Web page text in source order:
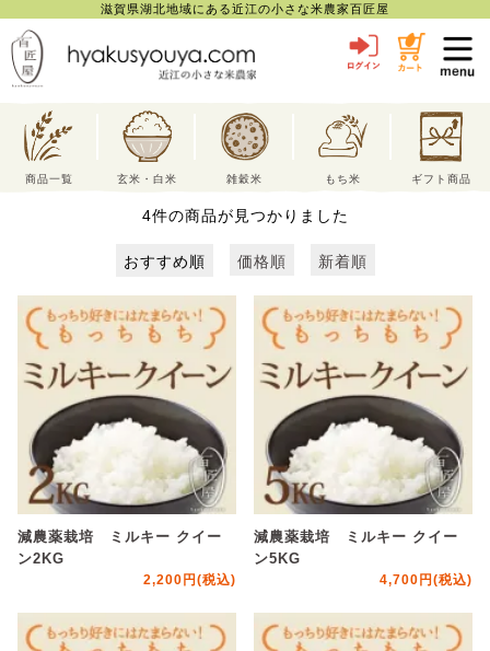
滋賀県湖北地域にある近江の小さな米農家百匠屋
商品一覧 玄米・白米 雑穀米 もち米 ギフト商品
4件の商品が見つかりました
おすすめ順 価格順 新着順
減農薬栽培 ミルキー クイー
ン2KG
2,200円(税込)
減農薬栽培 ミルキー クイー
ン5KG
4,700円(税込)